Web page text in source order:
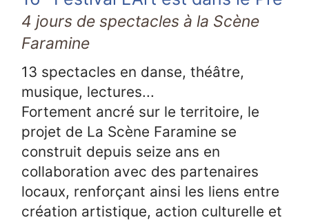
4 jours de spectacles à la Scène
Faramine
13 spectacles en danse, théâtre,
musique, lectures...
Fortement ancré sur le territoire, le
projet de La Scène Faramine se
construit depuis seize ans en
collaboration avec des partenaires
locaux, renforçant ainsi les liens entre
création artistique, action culturelle et